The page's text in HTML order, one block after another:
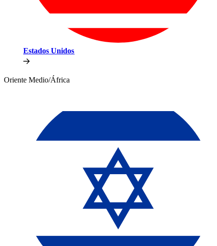
Estados Unidos​​
Oriente Medio/África​​